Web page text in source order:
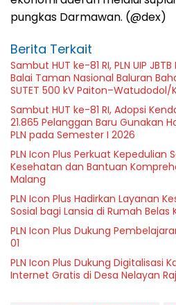
pungkas Darmawan. (@dex)
Berita Terkait
Sambut HUT ke-81 RI, PLN UIP
Balai Taman Nasional Baluran
SUTET 500 kV Paiton–Watudodol/
Sambut HUT ke-81 RI, Adopsi
21.865 Pelanggan Baru Gunakan
PLN pada Semester I 2026
PLN Icon Plus Perkuat Kepedulian
Kesehatan dan Bantuan
Malang
PLN Icon Plus Hadirkan Layanan
Sosial bagi Lansia di Rumah Belas
PLN Icon Plus Dukung
01
PLN Icon Plus Dukung Digitalisasi
Internet Gratis di Desa Nelayan